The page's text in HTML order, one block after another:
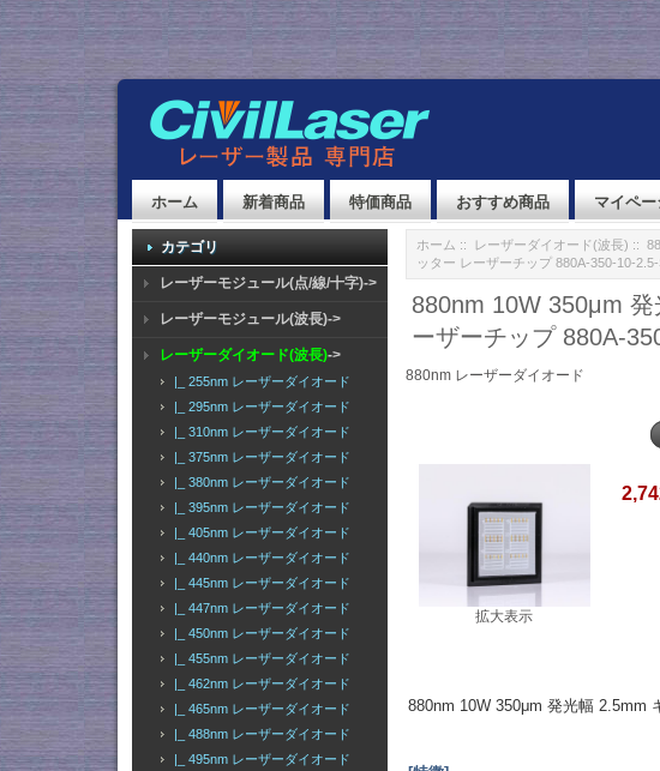
ホーム 新着商品 特価商品 おすすめ商品 マイペー
カテゴリ
レーザーモジュール(点/線/十字)->
レーザーモジュール(波長)->
レーザーダイオード(波長)->
|_ 255nm レーザーダイオード
|_ 295nm レーザーダイオード
|_ 310nm レーザーダイオード
|_ 375nm レーザーダイオード
|_ 380nm レーザーダイオード
|_ 395nm レーザーダイオード
|_ 405nm レーザーダイオード
|_ 440nm レーザーダイオード
|_ 445nm レーザーダイオード
|_ 447nm レーザーダイオード
|_ 450nm レーザーダイオード
|_ 455nm レーザーダイオード
|_ 462nm レーザーダイオード
|_ 465nm レーザーダイオード
|_ 488nm レーザーダイオード
|_ 495nm レーザーダイオード
ホーム :: レーザーダイオード(波長) ::
ッター レーザーチップ 880A-350-10-2.5-
880nm 10W 350μm
ーザーチップ 880A-
880nm レーザーダイオード
拡大表示
880nm 10W 350μm 発光幅 2.5mm